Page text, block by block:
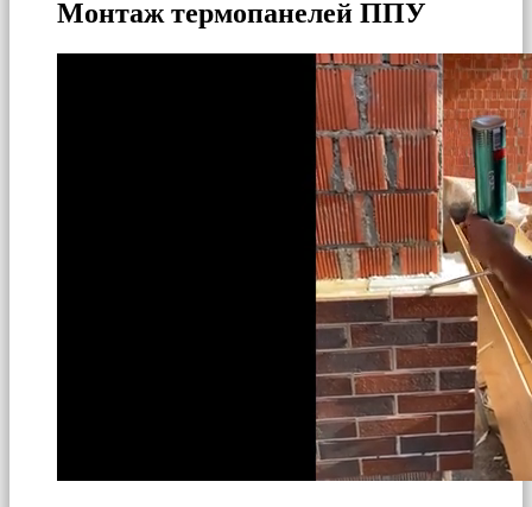
Монтаж термопанелей ППУ